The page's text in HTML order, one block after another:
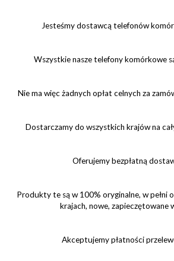
Jesteśmy dostawcą telefonów
Wszystkie nasze telefony komórkowe
Nie ma więc żadnych opłat celnych za
Dostarczamy do wszystkich krajów na
Oferujemy bezpłatną
Produkty te są w 100% oryginalne, w pełni
krajach, nowe, zapieczętowane
Akceptujemy płatności